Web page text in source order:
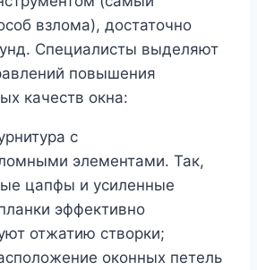
взлома), достаточно
Специалисты выделяют
повышения
качеств окна:
с
элементами. Так,
цапфы и усиленные
эффективно
отжатию створки;
оконных петель